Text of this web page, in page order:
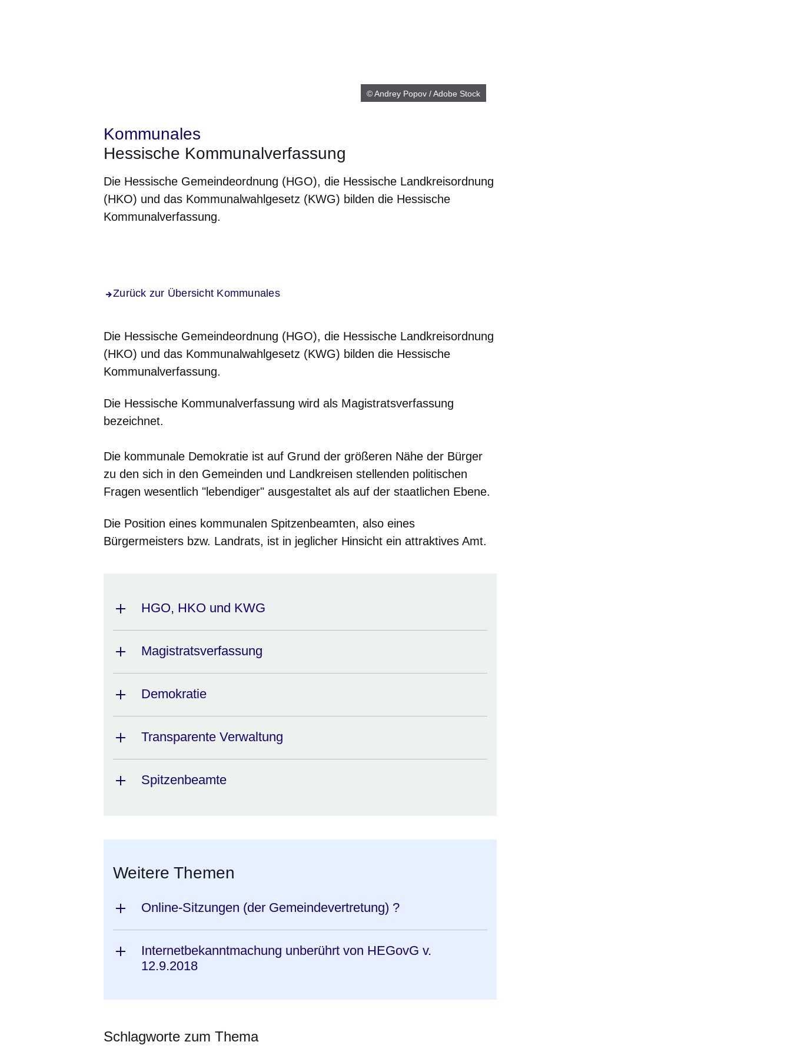
© Andrey Popov / Adobe Stock
Kommunales
Hessische Kommunalverfassung
Die Hessische Gemeindeordnung (HGO), die Hessische Landkreisordnung
(HKO) und das Kommunalwahlgesetz (KWG) bilden die Hessische
Kommunalverfassung.
Zurück zur Übersicht Kommunales
Die Hessische Gemeindeordnung (HGO), die Hessische Landkreisordnung
(HKO) und das Kommunalwahlgesetz (KWG) bilden die Hessische
Kommunalverfassung.
Die Hessische Kommunalverfassung wird als Magistratsverfassung
bezeichnet.
Die kommunale Demokratie ist auf Grund der größeren Nähe der Bürger
zu den sich in den Gemeinden und Landkreisen stellenden politischen
Fragen wesentlich "lebendiger" ausgestaltet als auf der staatlichen Ebene.
Die Position eines kommunalen Spitzenbeamten, also eines
Bürgermeisters bzw. Landrats, ist in jeglicher Hinsicht ein attraktives Amt.
HGO, HKO und KWG
Magistratsverfassung
Demokratie
Transparente Verwaltung
Spitzenbeamte
Weitere Themen
Online-Sitzungen (der Gemeindevertretung) ?
Internetbekanntmachung unberührt von HEGovG v.
12.9.2018
Schlagworte zum Thema